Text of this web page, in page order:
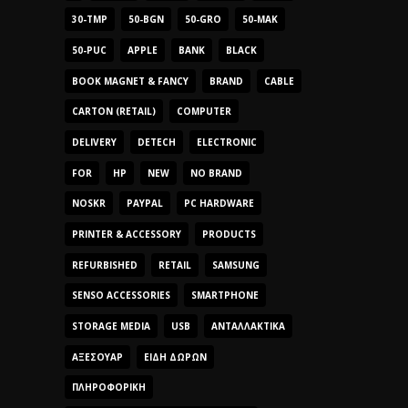
30-TMP 50-BGN 50-GRO 50-MAK
50-PUC APPLE BANK BLACK
BOOK MAGNET & FANCY BRAND CABLE
CARTON (RETAIL) COMPUTER
DELIVERY DETECH ELECTRONIC
FOR HP NEW NO BRAND
NOSKR PAYPAL PC HARDWARE
PRINTER & ACCESSORY PRODUCTS
REFURBISHED RETAIL SAMSUNG
SENSO ACCESSORIES SMARTPHONE
STORAGE MEDIA USB ΑΝΤΑΛΛΑΚΤΙΚΆ
ΑΞΕΣΟΥΆΡ ΕΊΔΗ ΔΏΡΩΝ
ΠΛΗΡΟΦΟΡΙΚΉ